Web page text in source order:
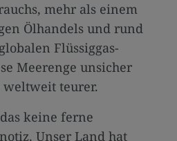
mehr als einem
Ölhandels und rund
Flüssiggas-
Meerenge unsicher
teurer.
keine ferne
Unser Land hat